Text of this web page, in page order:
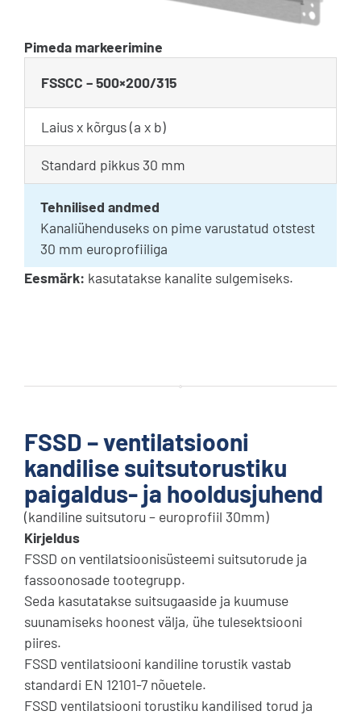
Pimeda markeerimine
FSSCC – 500×200/315
Laius x kõrgus (a x b)
Standard pikkus 30 mm
Tehnilised andmed
Kanaliühenduseks on pime varustatud otstest
30 mm europrofiiliga
Eesmärk: kasutatakse kanalite sulgemiseks.
FSSD – ventilatsiooni
kandilise suitsutorustiku
paigaldus- ja hooldusjuhend
(kandiline suitsutoru – europrofiil 30mm)
Kirjeldus
FSSD on ventilatsioonisüsteemi suitsutorude ja
fassoonosade tootegrupp.
Seda kasutatakse suitsugaaside ja kuumuse
suunamiseks hoonest välja, ühe tulesektsiooni
piires.
FSSD ventilatsiooni kandiline torustik vastab
standardi EN 12101-7 nõuetele.
FSSD ventilatsiooni torustiku kandilised torud ja